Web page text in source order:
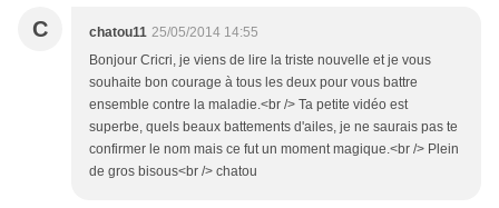
C chatou11 25/05/2014 14:55
Bonjour Cricri, je viens de lire la triste nouvelle et je vous
souhaite bon courage à tous les deux pour vous battre
ensemble contre la maladie.<br /> Ta petite vidéo est
superbe, quels beaux battements d'ailes, je ne saurais pas te
confirmer le nom mais ce fut un moment magique.<br /> Plein
de gros bisous<br /> chatou